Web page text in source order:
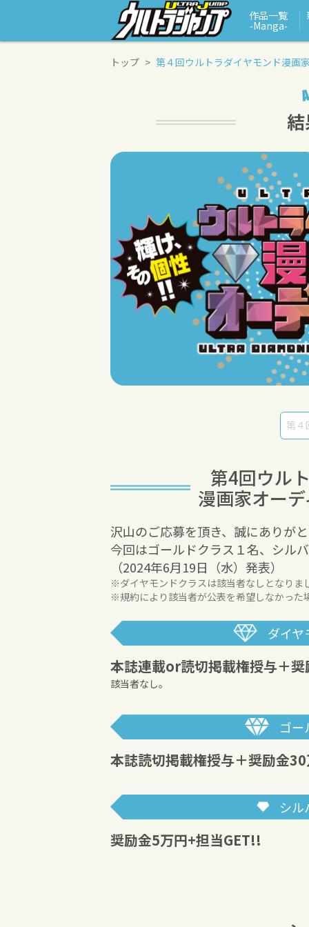
作品一覧
‑Manga‑
トップ 第４回ウルトラダイヤモンド漫画
第4回ウル
漫画家オー
沢山のご応募を頂き、誠にありが
今回はゴールドクラス１名、シル
（2024年6月19日（水）発表）
※ダイヤモンドクラスは該当者なしとなりま
※規約により該当者が公表を希望しなかった
ダイヤ
本誌連載or読切掲載権授与＋
該当者なし。
ゴー
本誌読切掲載権授与＋奨励金
シル
奨励金5万円+担当GET!!